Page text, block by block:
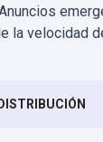
la velocidad